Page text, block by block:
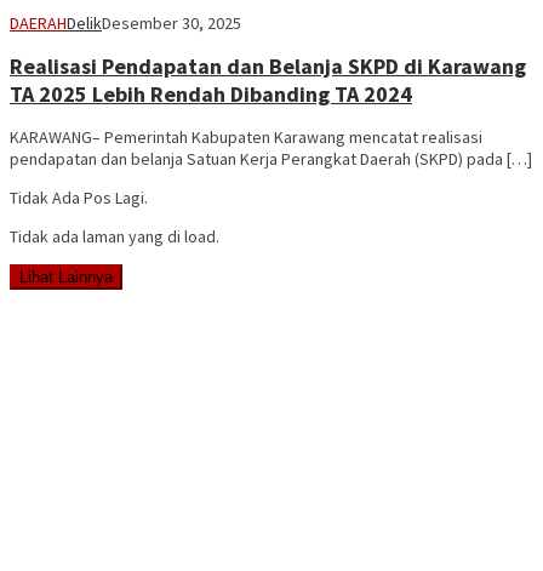
DAERAHDelikDesember 30, 2025
Realisasi Pendapatan dan Belanja SKPD di Karawang
TA 2025 Lebih Rendah Dibanding TA 2024
KARAWANG– Pemerintah Kabupaten Karawang mencatat realisasi
pendapatan dan belanja Satuan Kerja Perangkat Daerah (SKPD) pada […]
Tidak Ada Pos Lagi.
Tidak ada laman yang di load.
Lihat Lainnya